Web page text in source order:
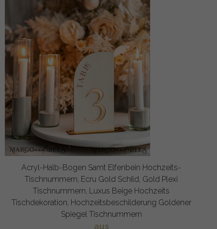
Acryl-Halb-Bogen Samt Elfenbein Hochzeits-
Tischnummern, Ecru Gold Schild, Gold Plexi
Tischnummern, Luxus Beige Hochzeits
Tischdekoration, Hochzeitsbeschilderung Goldener
Spiegel Tischnummern
aus